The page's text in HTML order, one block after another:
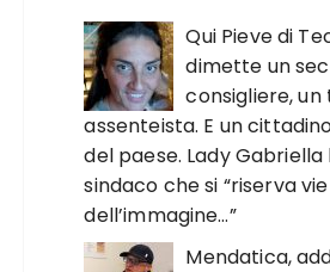
Qui Pieve di
dimette un
consigliere, un
assenteista. E un
del paese. Lady
sindaco che si “riserva
dell’immagine…”
Mendatica,